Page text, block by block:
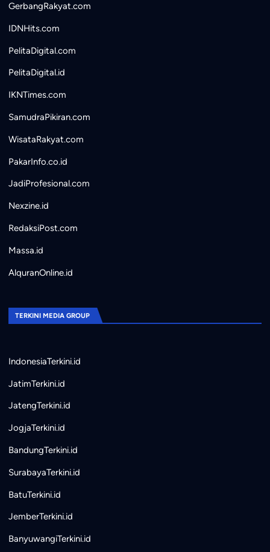
GerbangRakyat.com
IDNHits.com
PelitaDigital.com
PelitaDigital.id
IKNTimes.com
SamudraPikiran.com
WisataRakyat.com
PakarInfo.co.id
JadiProfesional.com
Nexzine.id
RedaksiPost.com
Massa.id
AlquranOnline.id
TERKINI MEDIA GROUP
IndonesiaTerkini.id
JatimTerkini.id
JatengTerkini.id
JogjaTerkini.id
BandungTerkini.id
SurabayaTerkini.id
BatuTerkini.id
JemberTerkini.id
BanyuwangiTerkini.id